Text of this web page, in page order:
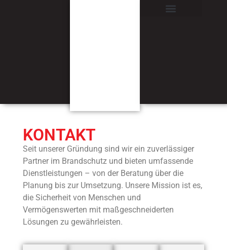
KONTAKT
Seit unserer Gründung sind wir ein zuverlässiger
Partner im Brandschutz und bieten umfassende
Dienstleistungen – von der Beratung über die
Planung bis zur Umsetzung. Unsere Mission ist es,
die Sicherheit von Menschen und
Vermögenswerten mit maßgeschneiderten
Lösungen zu gewährleisten.